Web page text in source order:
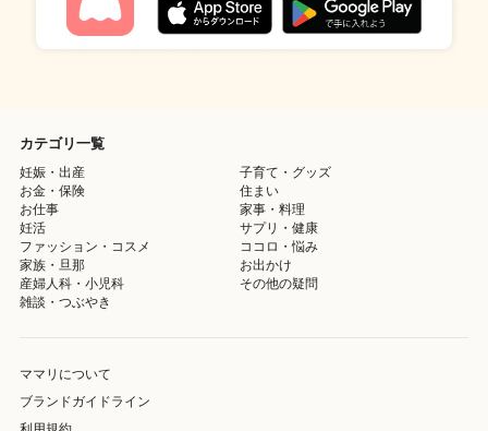
カテゴリ一覧
妊娠・出産
子育て・グッズ
お金・保険
住まい
お仕事
家事・料理
妊活
サプリ・健康
ファッション・コスメ
ココロ・悩み
家族・旦那
お出かけ
産婦人科・小児科
その他の疑問
雑談・つぶやき
ママリについて
ブランドガイドライン